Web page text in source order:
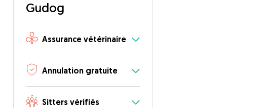
Gudog
Assurance vétérinaire
Annulation gratuite
Sitters vérifiés